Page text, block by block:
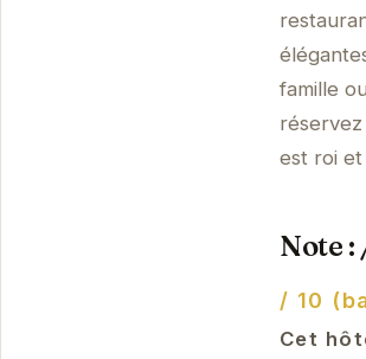
famille
est roi et
Note :
/ 10
Cet